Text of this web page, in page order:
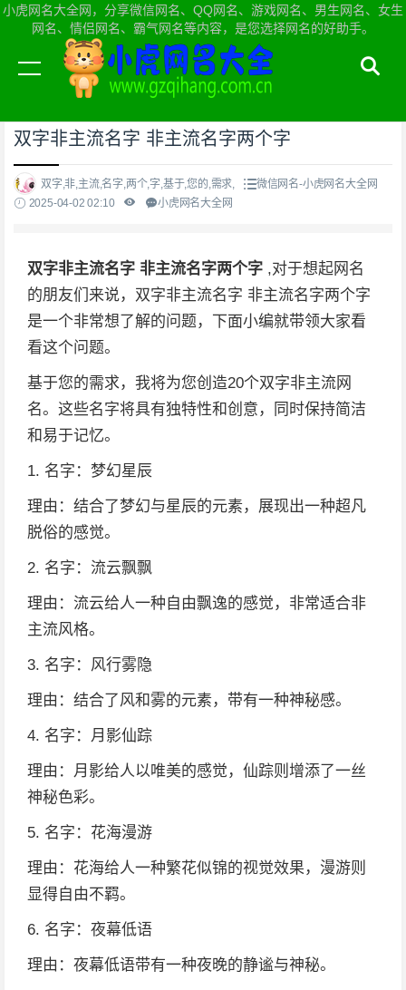
小虎网名大全网，分享微信网名、QQ网名、游戏网名、男生网名、女生
网名、情侣网名、霸气网名等内容，是您选择网名的好助手。
当前位置：小虎网名大全网首页>微信网名
双字非主流名字 非主流名字两个字
双字,非,主流,名字,两个,字,基于,您的,需求,
微信网名-小虎网名大全网
2025-04-02 02:10
小虎网名大全网
双字非主流名字 非主流名字两个字 ,对于想起网名
的朋友们来说，双字非主流名字 非主流名字两个字
是一个非常想了解的问题，下面小编就带领大家看
看这个问题。
基于您的需求，我将为您创造20个双字非主流网
名。这些名字将具有独特性和创意，同时保持简洁
和易于记忆。
1. 名字：梦幻星辰
理由：结合了梦幻与星辰的元素，展现出一种超凡
脱俗的感觉。
2. 名字：流云飘飘
理由：流云给人一种自由飘逸的感觉，非常适合非
主流风格。
3. 名字：风行雾隐
理由：结合了风和雾的元素，带有一种神秘感。
4. 名字：月影仙踪
理由：月影给人以唯美的感觉，仙踪则增添了一丝
神秘色彩。
5. 名字：花海漫游
理由：花海给人一种繁花似锦的视觉效果，漫游则
显得自由不羁。
6. 名字：夜幕低语
理由：夜幕低语带有一种夜晚的静谧与神秘。